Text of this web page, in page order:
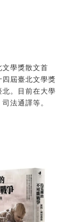
學獎散文首
屆臺北文學獎
。目前在大學
法通譯等。